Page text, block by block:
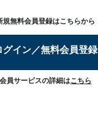
規無料会員登録はこちらから
グイン／無料会員登録
会員サービスの詳細はこちら